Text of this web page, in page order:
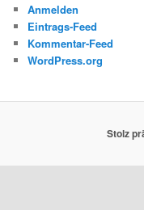
Anmelden
Eintrags-Feed
Kommentar-Feed
WordPress.org
Stolz